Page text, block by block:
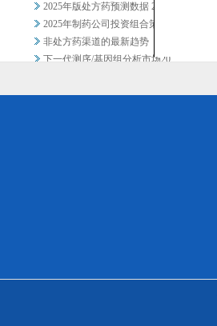
2025年版处方药预测数据 2
2025年制药公司投资组合策略...
非处方药渠道的最新趋势
下一代测序/基因组分析市场20...
2025年神经精神（中枢神经系...